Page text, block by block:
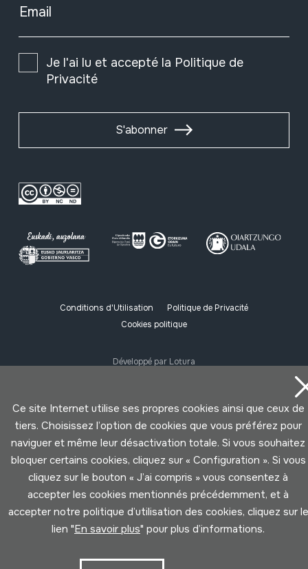
Email
Je l'ai lu et accepté la Politique de
Privacité
S'abonner
Conditions d'Utilisation
Politique de Privacité
Cookies politique
Développé par Lotura
Ce site Internet utilise ses propres cookies ainsi que ceux de
tiers. Choisissez l’option de cookies que vous préférez pour
naviguer et même leur désactivation totale. Si vous souhaitez
bloquer certains cookies, cliquez sur « Configuration ». Si vous
cliquez sur le bouton « J’ai compris » vous consentez à
accepter les cookies mentionnés précédemment, et à
accepter notre politique d’utilisation des cookies, cliquez sur le
lien "En savoir plus" pour plus d’informations.